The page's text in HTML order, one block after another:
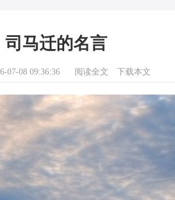
司马迁的名言
07-08 09:36:36 阅读全文 下载本文